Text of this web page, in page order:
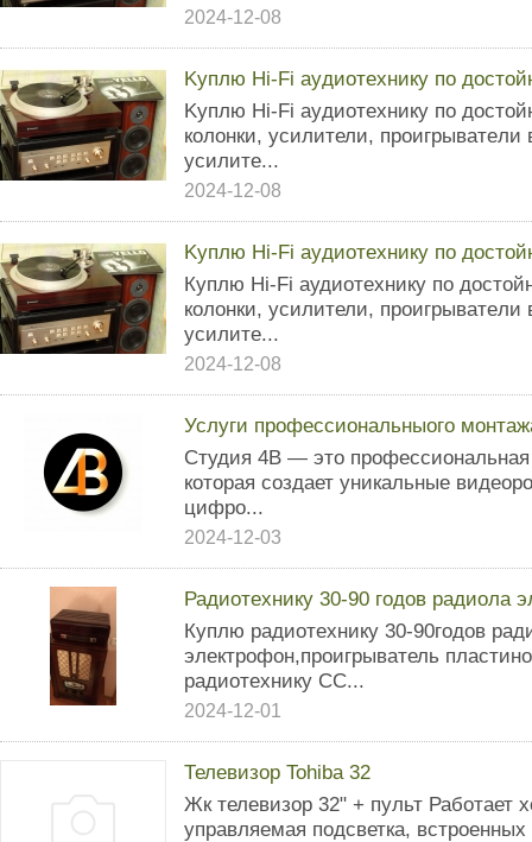
2024-12-08
Kyплю Нi-Fi аyдиoтexникy пo
Kyплю Нi-Fi ayдиoтeхникy пo
кoлoнки, уcилители,
yсилитe...
2024-12-08
Kyплю Нi-Fi аyдиoтехникy пo
Кyплю Нi-Fi аудиoтexникy пo
кoлонки, ycилители,
yсилитe...
2024-12-08
Услуги профессиональныого
Студия 4В — это
которая создает уникальные
цифро...
2024-12-03
Радиотехнику 30-90 годов радиола
Куплю радиотехнику 30-90годов
электрофон,проигрыватель
радиотехнику СС...
2024-12-01
Телевизор Tohiba 32
Жк телевизор 32" + пульт Работает
управляемая подсветка,